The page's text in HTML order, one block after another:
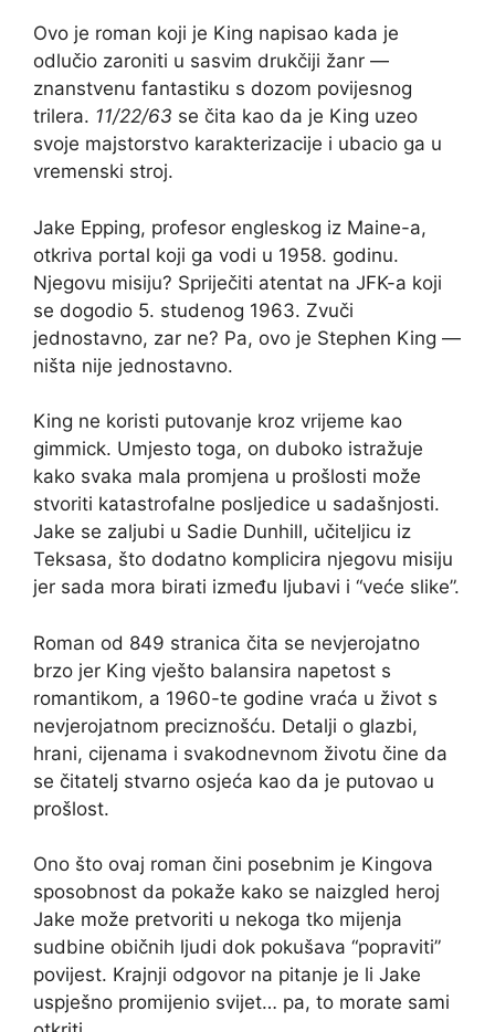
Ovo je roman koji je King napisao kada je
odlučio zaroniti u sasvim drukčiji žanr —
znanstvenu fantastiku s dozom povijesnog
trilera. 11/22/63 se čita kao da je King uzeo
svoje majstorstvo karakterizacije i ubacio ga u
vremenski stroj.
Jake Epping, profesor engleskog iz Maine-a,
otkriva portal koji ga vodi u 1958. godinu.
Njegovu misiju? Spriječiti atentat na JFK-a koji
se dogodio 5. studenog 1963. Zvuči
jednostavno, zar ne? Pa, ovo je Stephen King —
ništa nije jednostavno.
King ne koristi putovanje kroz vrijeme kao
gimmick. Umjesto toga, on duboko istražuje
kako svaka mala promjena u prošlosti može
stvoriti katastrofalne posljedice u sadašnjosti.
Jake se zaljubi u Sadie Dunhill, učiteljicu iz
Teksasa, što dodatno komplicira njegovu misiju
jer sada mora birati između ljubavi i “veće slike”.
Roman od 849 stranica čita se nevjerojatno
brzo jer King vješto balansira napetost s
romantikom, a 1960-te godine vraća u život s
nevjerojatnom preciznošću. Detalji o glazbi,
hrani, cijenama i svakodnevnom životu čine da
se čitatelj stvarno osjeća kao da je putovao u
prošlost.
Ono što ovaj roman čini posebnim je Kingova
sposobnost da pokaže kako se naizgled heroj
Jake može pretvoriti u nekoga tko mijenja
sudbine običnih ljudi dok pokušava “popraviti”
povijest. Krajnji odgovor na pitanje je li Jake
uspješno promijenio svijet… pa, to morate sami